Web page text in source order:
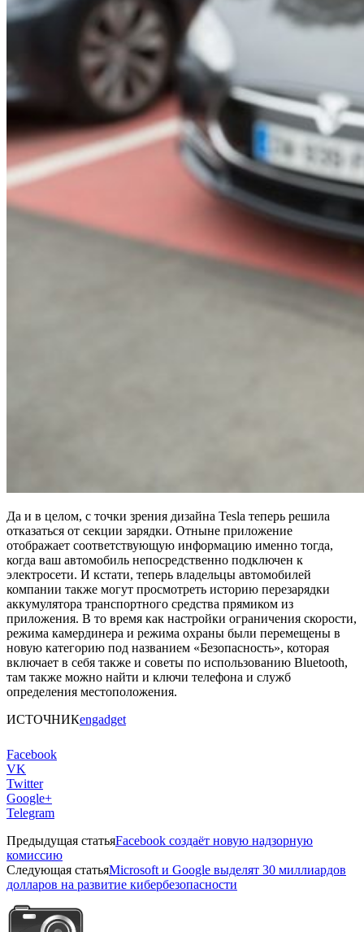
Да и в целом, с точки зрения дизайна Tesla теперь решила
отказаться от секции зарядки. Отныне приложение
отображает соответствующую информацию именно тогда,
когда ваш автомобиль непосредственно подключен к
электросети. И кстати, теперь владельцы автомобилей
компании также могут просмотреть историю перезарядки
аккумулятора транспортного средства прямиком из
приложения. В то время как настройки ограничения скорости,
режима камердинера и режима охраны были перемещены в
новую категорию под названием «Безопасность», которая
включает в себя также и советы по использованию Bluetooth,
там также можно найти и ключи телефона и служб
определения местоположения.
ИСТОЧНИКengadget
Facebook
VK
Twitter
Google+
Telegram
Предыдущая статьяFacebook создаёт новую надзорную
комиссию
Следующая статьяMicrosoft и Google выделят 30 миллиардов
долларов на развитие кибербезопасности